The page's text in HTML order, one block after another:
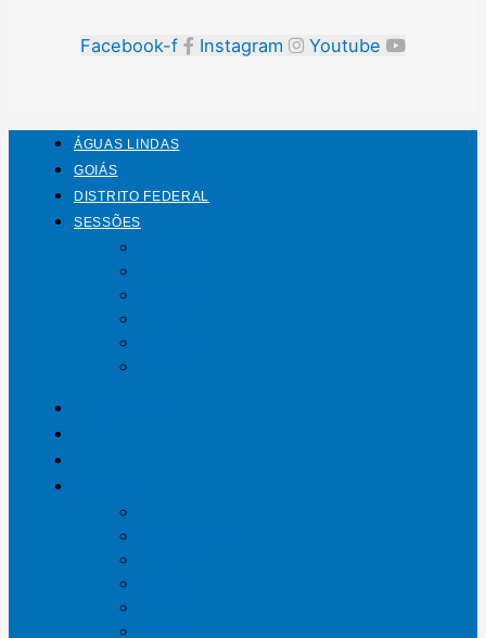
Facebook-f Instagram Youtube
ÁGUAS LINDAS
GOIÁS
DISTRITO FEDERAL
SESSÕES